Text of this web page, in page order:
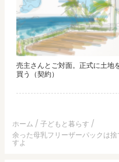
売主さんとご対面。正式に土地
買う（契約）
ホーム
子どもと暮らす
余った母乳フリーザーパックは
すよ